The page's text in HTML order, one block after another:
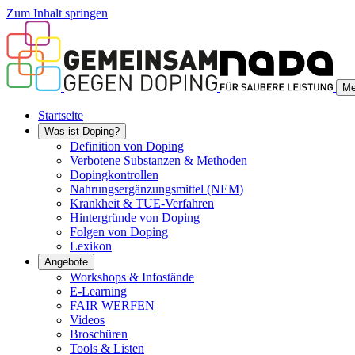
Zum Inhalt springen
Startseite
Was ist Doping?
Definition von Doping
Verbotene Substanzen & Methoden
Dopingkontrollen
Nahrungsergänzungsmittel (NEM)
Krankheit & TUE-Verfahren
Hintergründe von Doping
Folgen von Doping
Lexikon
Angebote
Workshops & Infostände
E-Learning
FAIR WERFEN
Videos
Broschüren
Tools & Listen